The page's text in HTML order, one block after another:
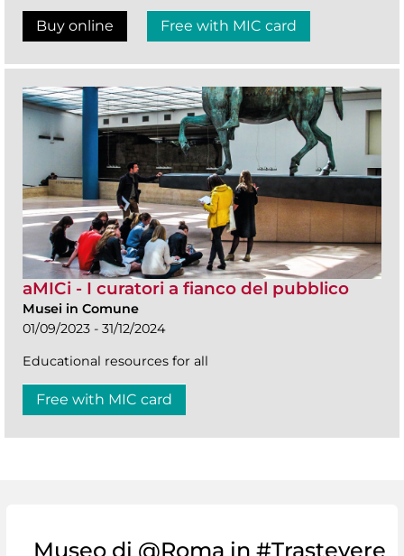
Buy online Free with MIC card
aMICi - I curatori a fianco del pubblico
Musei in Comune
01/09/2023 - 31/12/2024
Educational resources for all
Free with MIC card
Museo di @Roma in #Trastevere